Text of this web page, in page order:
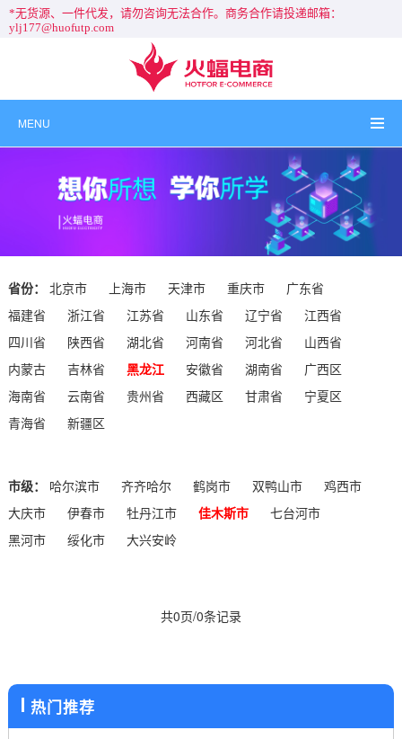
*无货源、一件代发，请勿咨询无法合作。商务合作请投递邮箱：
ylj177@huofutp.com
MENU
省份： 北京市 上海市 天津市 重庆市
广东省
福建省
浙江省 江苏省 山东省 辽宁省
江西省
四川省
陕西省 湖北省 河南省 河北省
山西省
内蒙古
吉林省 黑龙江 安徽省 湖南省
广西区
海南省
云南省 贵州省 西藏区 甘肃省
宁夏区
青海省
新疆区
市级： 哈尔滨市 齐齐哈尔 鹤岗市 双鸭山市
鸡西市
大庆市
伊春市 牡丹江市 佳木斯市
七台河市
黑河市
绥化市 大兴安岭
共0页/0条记录
热门推荐